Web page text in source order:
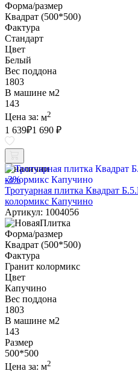
Форма/размер
Квадрат (500*500)
Фактура
Стандарт
Цвет
Белый
Вес поддона
1803
В машине м2
143
Цена за: м2
1 639₽1 690 ₽
В наличии
-3%
Тротуарная плитка Квадрат
колормикс Капучино
Артикул: 1004056
Форма/размер
Квадрат (500*500)
Фактура
Гранит колормикс
Цвет
Капучино
Вес поддона
1803
В машине м2
143
Размер
500*500
Цена за: м2